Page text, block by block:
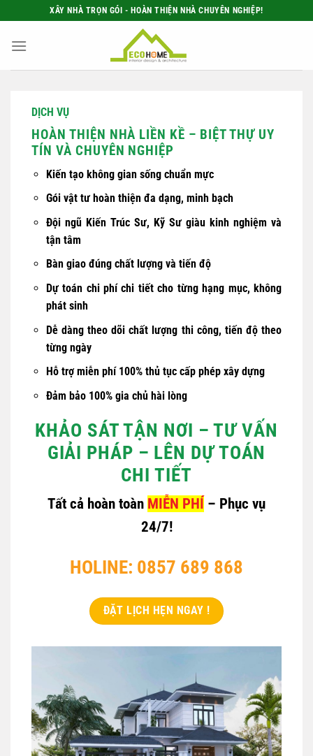
qua
nội
XÂY NHÀ TRỌN GÓI - HOÀN THIỆN NHÀ CHUYÊN NGHIỆP!
DỊCH VỤ
HOÀN THIỆN NHÀ LIỀN KỀ – BIỆT THỰ UY
TÍN VÀ CHUYÊN NGHIỆP
Kiến tạo không gian sống chuẩn mực
Gói vật tư hoàn thiện đa dạng, minh bạch
Đội ngũ Kiến Trúc Sư, Kỹ Sư giàu kinh nghiệm và
tận tâm
Bàn giao đúng chất lượng và tiến độ
Dự toán chi phí chi tiết cho từng hạng mục, không
phát sinh
Dễ dàng theo dõi chất lượng thi công, tiến độ theo
từng ngày
Hỗ trợ miễn phí 100% thủ tục cấp phép xây dựng
Đảm bảo 100% gia chủ hài lòng
KHẢO SÁT TẬN NƠI – TƯ VẤN
GIẢI PHÁP – LÊN DỰ TOÁN
CHI TIẾT
Tất cả hoàn toàn MIỄN PHÍ – Phục vụ
24/7!
HOLINE: 0857 689 868
ĐẶT LỊCH HẸN NGAY !